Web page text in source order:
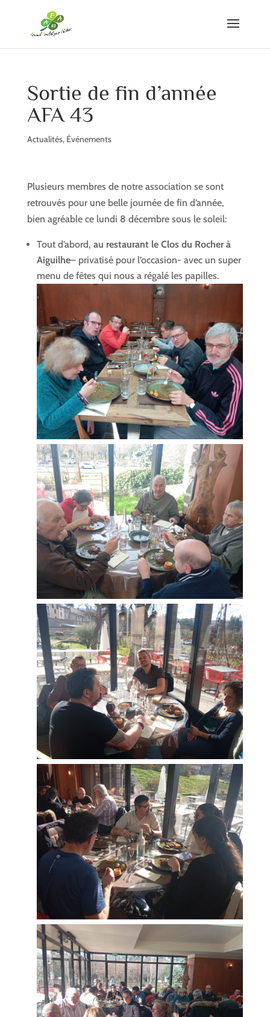
Sortie de fin d’année
AFA 43
Actualités, Événements
Plusieurs membres de notre association se sont
retrouvés pour une belle journée de fin d’année,
bien agréable ce lundi 8 décembre sous le soleil:
Tout d’abord, au restaurant le Clos du Rocher à
Aiguilhe– privatisé pour l’occasion- avec un super
menu de fêtes qui nous a régalé les papilles.